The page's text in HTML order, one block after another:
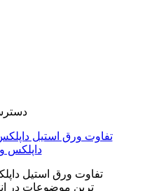
تفاوت ورق استیل
داپلکس
تفاوت ورق استیل
ترین موضوعات در